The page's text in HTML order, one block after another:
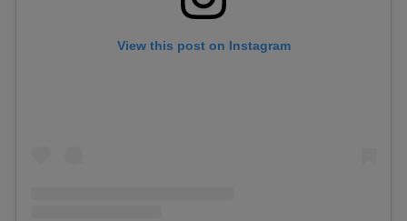
View this post on Instagram